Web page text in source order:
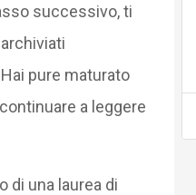
successivo, ti
pure maturato
a leggere
di una laurea di